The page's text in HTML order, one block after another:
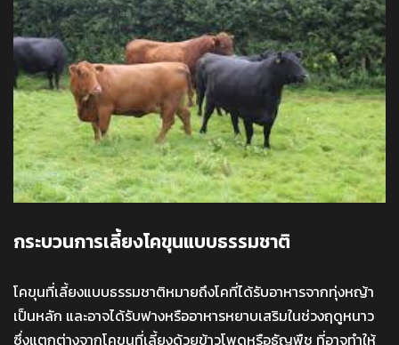
กระบวนการเลี้ยงโคขุนแบบธรรมชาติ
โคขุนที่เลี้ยงแบบธรรมชาติหมายถึงโคที่ได้รับอาหารจากทุ่งหญ้า
เป็นหลัก และอาจได้รับฟางหรืออาหารหยาบเสริมในช่วงฤดูหนาว
ซึ่งแตกต่างจากโคขุนที่เลี้ยงด้วยข้าวโพดหรือธัญพืช ที่อาจทำให้